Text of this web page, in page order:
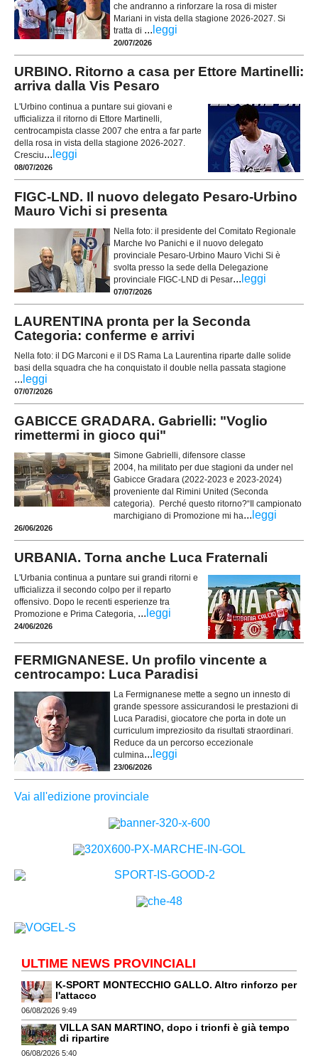
che andranno a rinforzare la rosa di mister
Mariani in vista della stagione 2026-2027. Si
tratta di ... leggi
20/07/2026
URBINO. Ritorno a casa per Ettore Martinelli:
arriva dalla Vis Pesaro
L'Urbino continua a puntare sui giovani e
ufficializza il ritorno di Ettore Martinelli,
centrocampista classe 2007 che entra a far parte
della rosa in vista della stagione 2026-2027.
Cresciu... leggi
08/07/2026
FIGC-LND. Il nuovo delegato Pesaro-Urbino
Mauro Vichi si presenta
Nella foto: il presidente del Comitato Regionale
Marche Ivo Panichi e il nuovo delegato
provinciale Pesaro-Urbino Mauro Vichi Si è
svolta presso la sede della Delegazione
provinciale FIGC-LND di Pesar... leggi
07/07/2026
LAURENTINA pronta per la Seconda
Categoria: conferme e arrivi
Nella foto: il DG Marconi e il DS Rama La Laurentina riparte dalle solide
basi della squadra che ha conquistato il double nella passata stagione
... leggi
07/07/2026
GABICCE GRADARA. Gabrielli: "Voglio
rimettermi in gioco qui"
Simone Gabrielli, difensore classe
2004, ha militato per due stagioni da under nel
Gabicce Gradara (2022-2023 e 2023-2024)
proveniente dal Rimini United (Seconda
categoria). Perché questo ritorno?“Il campionato
marchigiano di Promozione mi ha... leggi
26/06/2026
URBANIA. Torna anche Luca Fraternali
L'Urbania continua a puntare sui grandi ritorni e
ufficializza il secondo colpo per il reparto
offensivo. Dopo le recenti esperienze tra
Promozione e Prima Categoria, ... leggi
24/06/2026
FERMIGNANESE. Un profilo vincente a
centrocampo: Luca Paradisi
La Fermignanese mette a segno un innesto di
grande spessore assicurandosi le prestazioni di
Luca Paradisi, giocatore che porta in dote un
curriculum impreziosito da risultati straordinari.
Reduce da un percorso eccezionale
culmina... leggi
23/06/2026
Vai all'edizione provinciale
ULTIME NEWS PROVINCIALI
K-SPORT MONTECCHIO GALLO. Altro rinforzo per
l'attacco
06/08/2026 9:49
VILLA SAN MARTINO, dopo i trionfi è già tempo
di ripartire
06/08/2026 5:40